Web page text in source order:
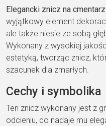
Elegancki znicz na
wyjątkowy element
ale także niesie ze sobą
Wykonany z wysokiej
estetyką, tworząc znicz,
szacunek dla zmarłych.
Cechy i symbolika
Ten znicz wykonany jest z
odcieniu, co nadaje mu